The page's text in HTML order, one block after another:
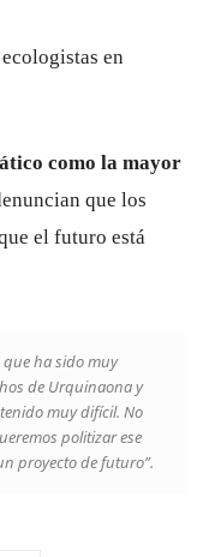
como la mayor
que los
el futuro está
ha sido muy
de Urquinaona y
muy difícil. No
politizar ese
proyecto de futuro”.